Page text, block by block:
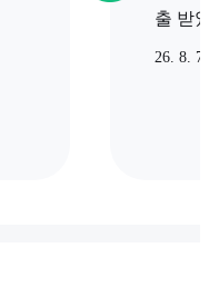
출 받
26. 8.